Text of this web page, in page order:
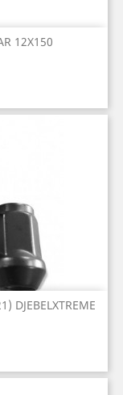
12X150
DJEBELXTREME